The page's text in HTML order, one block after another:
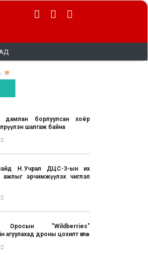
дамлан борлуулсан хоёр
шалгаж байна
сайд Н.Учрал ДЦС-3-ын их
ажлыг эрчимжүүлэх чиглэл
Оросын "Wildberries"
агуулахад дроны цохилт өглөө